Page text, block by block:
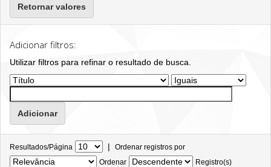
Retornar valores
Adicionar filtros:
Utilizar filtros para refinar o resultado de busca.
Resultados/Página | Ordenar registros por
Ordenar
Registro(s)